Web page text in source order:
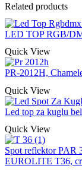
Related products
LED TOP RGB/
Quick View
PR-2012H,
Quick View
Led top za kuglu
Quick View
Spot reflektor PAR
EUROLITE T36,